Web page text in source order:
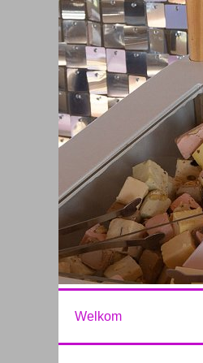
Welkom